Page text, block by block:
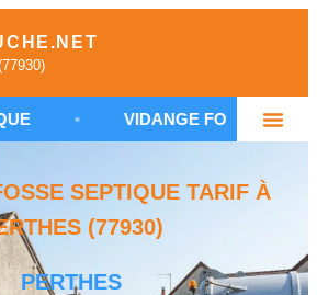
VIDANGE FOSSE SEPTIQUE
SEPTIQUE TARIF À
(77930)
PERTHES